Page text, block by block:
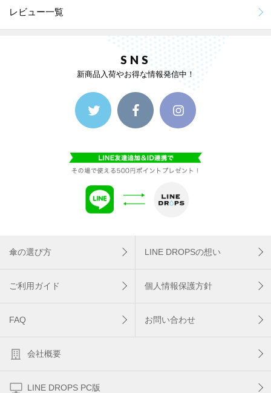
レビュー一覧
SNS
新商品入荷やお得な情報発信中！
傘の選び方 LINE DROPSの想い
ご利用ガイド 個人情報保護方針
FAQ お問い合わせ
会社概要
LINE DROPS PC版